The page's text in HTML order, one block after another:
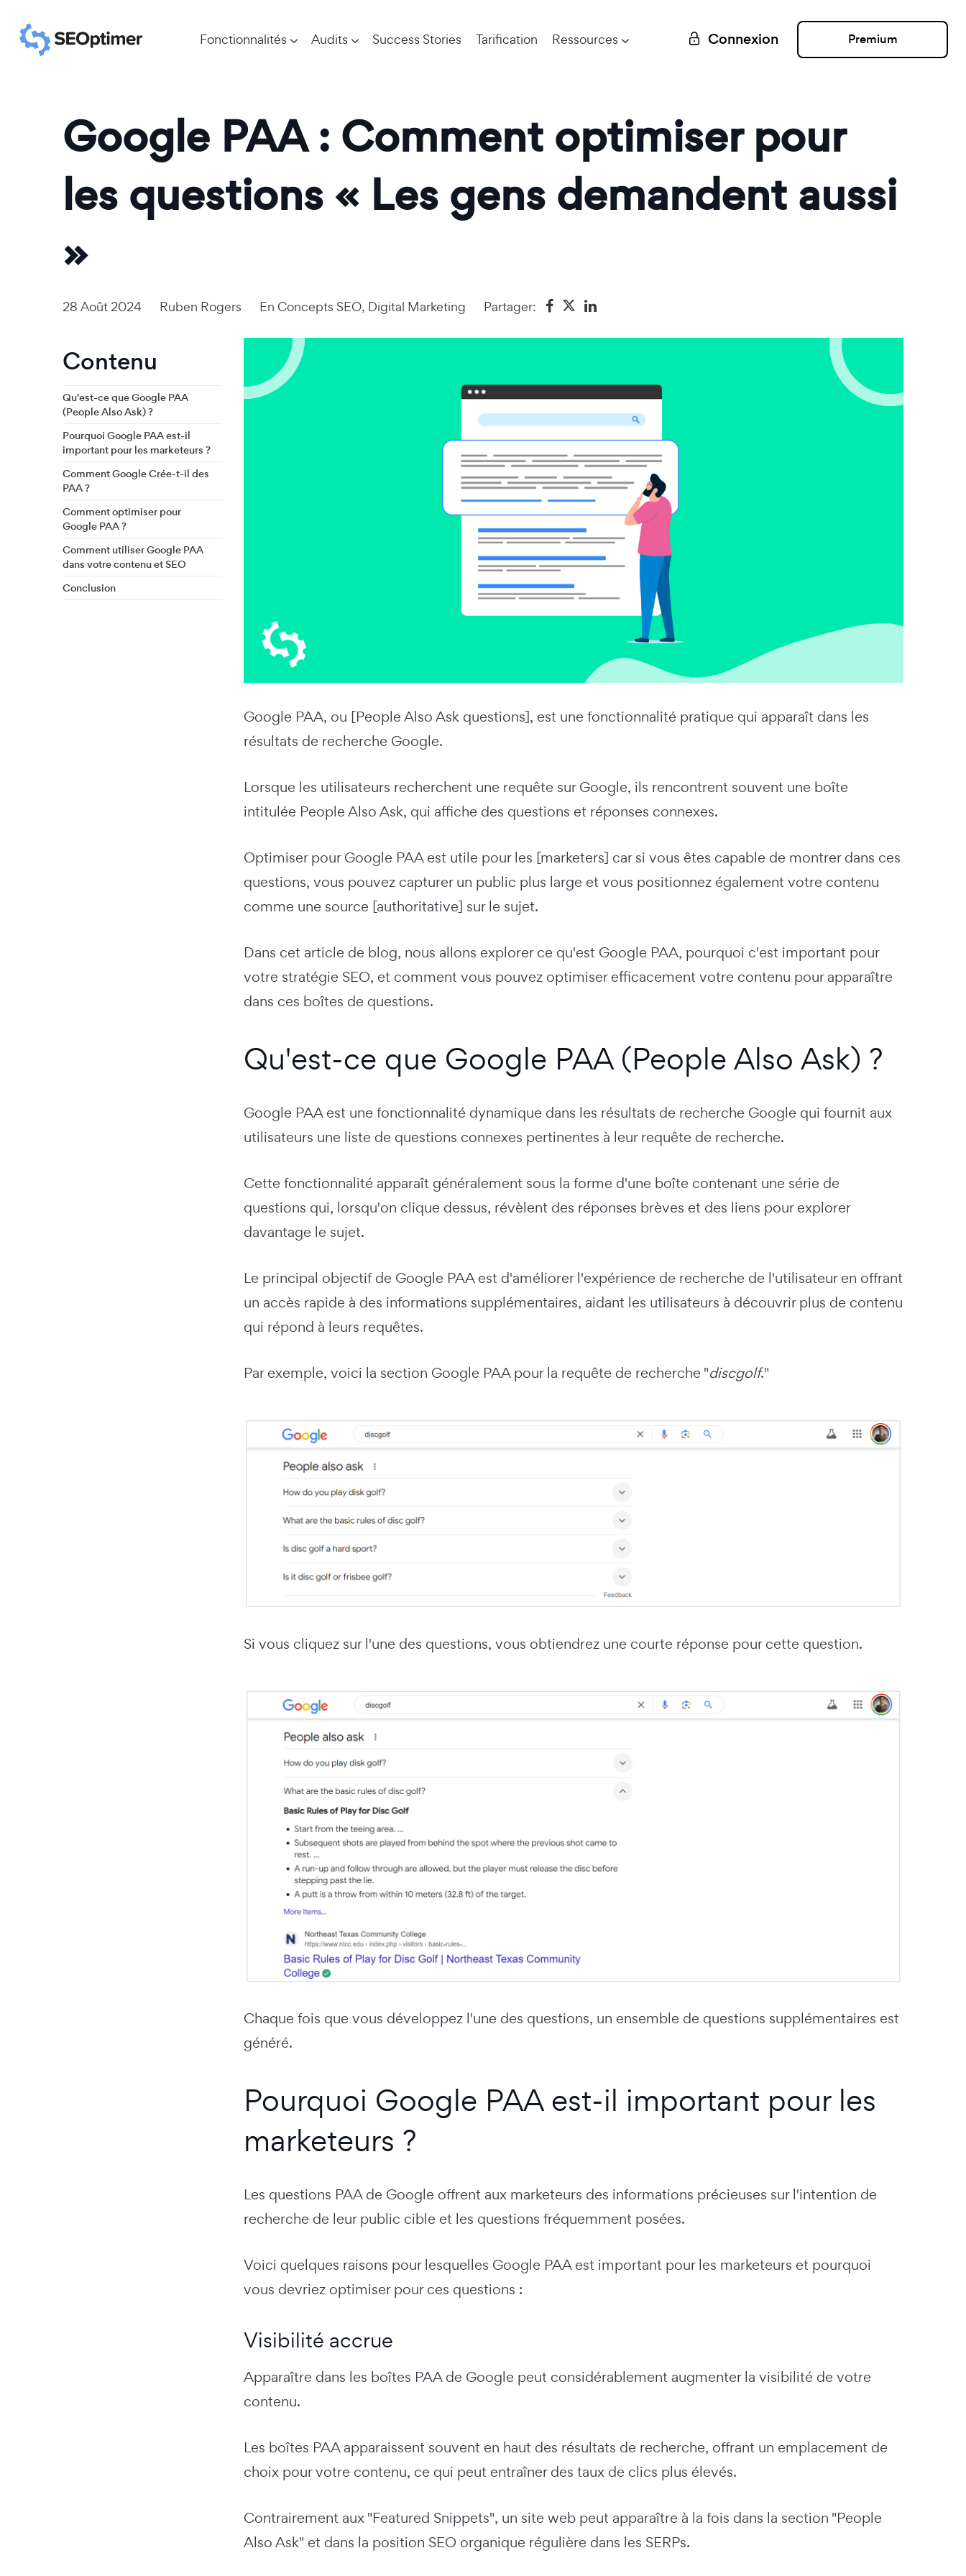
Fonctionnalités Audits Success Stories Tarification Ressources Connexion Premium
Google PAA : Comment optimiser pour
les questions « Les gens demandent aussi
»
28 Août 2024 Ruben Rogers En Concepts SEO, Digital Marketing Partager:
Contenu
Qu'est-ce que Google PAA
(People Also Ask) ?
Pourquoi Google PAA est-il
important pour les marketeurs ?
Comment Google Crée-t-il des
PAA ?
Comment optimiser pour
Google PAA ?
Comment utiliser Google PAA
dans votre contenu et SEO
Conclusion
Google PAA, ou [People Also Ask questions], est une fonctionnalité pratique qui apparaît dans les
résultats de recherche Google.
Lorsque les utilisateurs recherchent une requête sur Google, ils rencontrent souvent une boîte
intitulée People Also Ask, qui affiche des questions et réponses connexes.
Optimiser pour Google PAA est utile pour les [marketers] car si vous êtes capable de montrer dans ces
questions, vous pouvez capturer un public plus large et vous positionnez également votre contenu
comme une source [authoritative] sur le sujet.
Dans cet article de blog, nous allons explorer ce qu'est Google PAA, pourquoi c'est important pour
votre stratégie SEO, et comment vous pouvez optimiser efficacement votre contenu pour apparaître
dans ces boîtes de questions.
Qu'est-ce que Google PAA (People Also Ask) ?
Google PAA est une fonctionnalité dynamique dans les résultats de recherche Google qui fournit aux
utilisateurs une liste de questions connexes pertinentes à leur requête de recherche.
Cette fonctionnalité apparaît généralement sous la forme d'une boîte contenant une série de
questions qui, lorsqu'on clique dessus, révèlent des réponses brèves et des liens pour explorer
davantage le sujet.
Le principal objectif de Google PAA est d'améliorer l'expérience de recherche de l'utilisateur en offrant
un accès rapide à des informations supplémentaires, aidant les utilisateurs à découvrir plus de contenu
qui répond à leurs requêtes.
Par exemple, voici la section Google PAA pour la requête de recherche "discgolf."
Si vous cliquez sur l'une des questions, vous obtiendrez une courte réponse pour cette question.
Chaque fois que vous développez l'une des questions, un ensemble de questions supplémentaires est
généré.
Pourquoi Google PAA est-il important pour les
marketeurs ?
Les questions PAA de Google offrent aux marketeurs des informations précieuses sur l'intention de
recherche de leur public cible et les questions fréquemment posées.
Voici quelques raisons pour lesquelles Google PAA est important pour les marketeurs et pourquoi
vous devriez optimiser pour ces questions :
Visibilité accrue
Apparaître dans les boîtes PAA de Google peut considérablement augmenter la visibilité de votre
contenu.
Les boîtes PAA apparaissent souvent en haut des résultats de recherche, offrant un emplacement de
choix pour votre contenu, ce qui peut entraîner des taux de clics plus élevés.
Contrairement aux "Featured Snippets", un site web peut apparaître à la fois dans la section "People
Also Ask" et dans la position SEO organique régulière dans les SERPs.